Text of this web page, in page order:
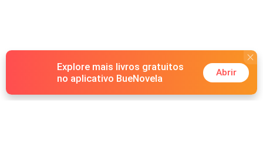
Explore mais livros gratuitos
no aplicativo BueNovela
Abrir